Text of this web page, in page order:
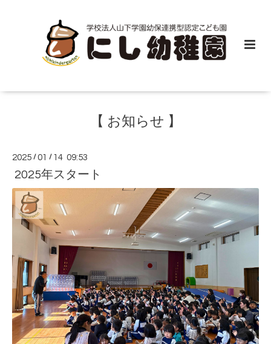
【 お知らせ 】
2025 /01 / 14 09:53
2025年スタート